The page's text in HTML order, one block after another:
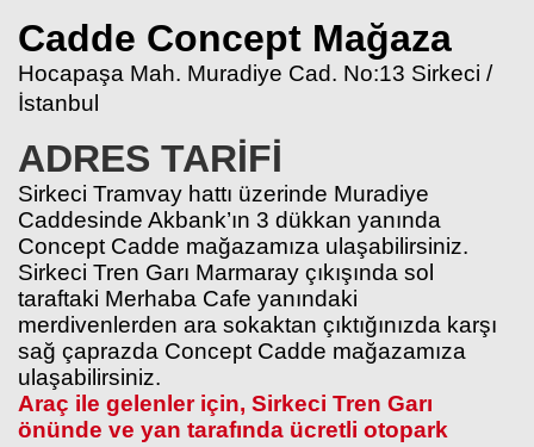
Cadde Concept Mağaza
Hocapaşa Mah. Muradiye Cad. No:13 Sirkeci /
İstanbul
ADRES TARİFİ
Sirkeci Tramvay hattı üzerinde Muradiye
Caddesinde Akbank’ın 3 dükkan yanında
Concept Cadde mağazamıza ulaşabilirsiniz.
Sirkeci Tren Garı Marmaray çıkışında sol
taraftaki Merhaba Cafe yanındaki
merdivenlerden ara sokaktan çıktığınızda karşı
sağ çaprazda Concept Cadde mağazamıza
ulaşabilirsiniz.
Araç ile gelenler için, Sirkeci Tren Garı
önünde ve yan tarafında ücretli otopark